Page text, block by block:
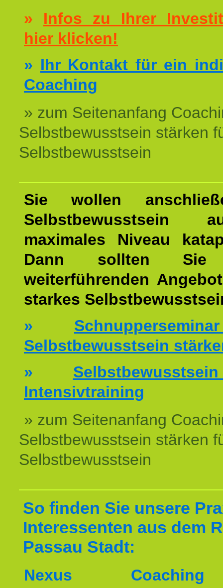
» Infos zu Ihrer
hier klicken!
» Ihr Kontakt für ein
Coaching
» zum Seitenanfang
Selbstbewusstsein stärken
Selbstbewusstsein
Sie wollen
Selbstbewusstsein
maximales Niveau
Dann sollten Sie
weiterführenden
starkes
»
Selbstbewusstsein
»
Intensivtraining
» zum Seitenanfang
Selbstbewusstsein stärken
Selbstbewusstsein
So finden Sie unsere
Interessenten aus dem
Passau Stadt:
Nexus